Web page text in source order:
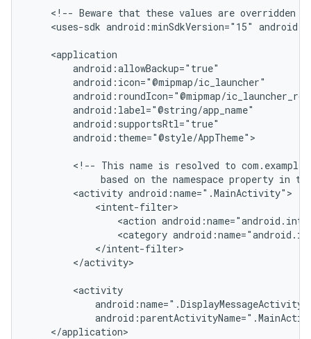
<!-- Beware that these values are overridden
<uses-sdk android:minSdkVersion="15"
android:theme="@style/AppTheme">
<!-- This name is resolved to
based on the namespace property in
<activity
<action
<category
</activity>
</application>